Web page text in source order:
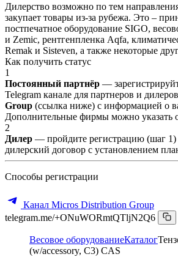
Дилерство возможно по тем
закупает товары из-за рубежа. Это –
постпечатное оборудование SIGO,
и Zemic, рентгенпленка Aqfa,
Remak и Sisteven, а также некоторые
Как получить статус
1
Постоянный партнёр —
Telegram канале для партнеров и дилеров
Group (ссылка ниже) с информацией о
Дополнительные фирмы можно указать
2
Дилер — пройдите регистрацию (шаг 1)
дилерский договор с установлением
Способы регистрации
Канал Micros Distribution Group
telegram.me/+ONuWORmtQTljN2Q6
Весовое оборудованиеКаталог
(w/accessory, C3) CAS